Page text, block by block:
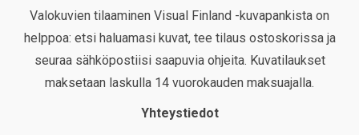
Valokuvien tilaaminen Visual Finland -kuvapankista on
helppoa: etsi haluamasi kuvat, tee tilaus ostoskorissa ja
seuraa sähköpostiisi saapuvia ohjeita. Kuvatilaukset
maksetaan laskulla 14 vuorokauden maksuajalla.
Yhteystiedot